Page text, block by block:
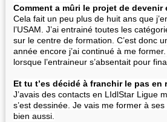
Comment a mûri le projet de devenir
Cela fait un peu plus de huit ans que
l’USAM. J’ai entrainé toutes les
sur le centre de formation. C’est donc
année encore j’ai continué à me
lorsque l’entraineur s’absentait pour
Et tu t’es décidé à franchir le pas
J’avais des contacts en LIdlStar Ligue
s’est dessinée. Je vais me former à
bien aussi.